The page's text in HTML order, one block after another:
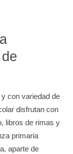
con variedad de
disfrutan con
libros de rimas y
primaria
aparte de